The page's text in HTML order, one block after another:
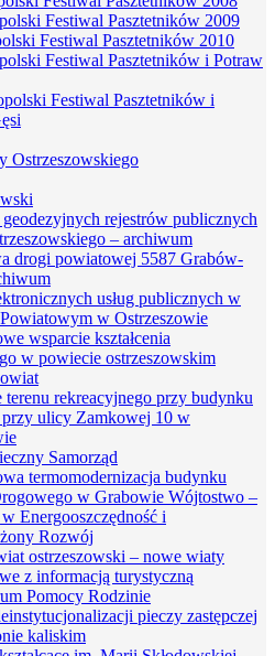
Festiwal Pasztetników 2009
Festiwal Pasztetników 2010
Festiwal Pasztetników i Potraw
Festiwal Pasztetników i
Ostrzeszowskiego
rejestrów publicznych
– archiwum
drogi powiatowej 5587 Grabów-
usług publicznych w
w Ostrzeszowie
wsparcie kształcenia
w powiecie ostrzeszowskim
terenu rekreacyjnego przy budynku
ulicy Zamkowej 10 w
Samorząd
termomodernizacja budynku
w Grabowie Wójtostwo –
Energooszczędność i
Rozwój
ostrzeszowski – nowe wiaty
z informacją turystyczną
Pomocy Rodzinie
pieczy zastępczej
kaliskim